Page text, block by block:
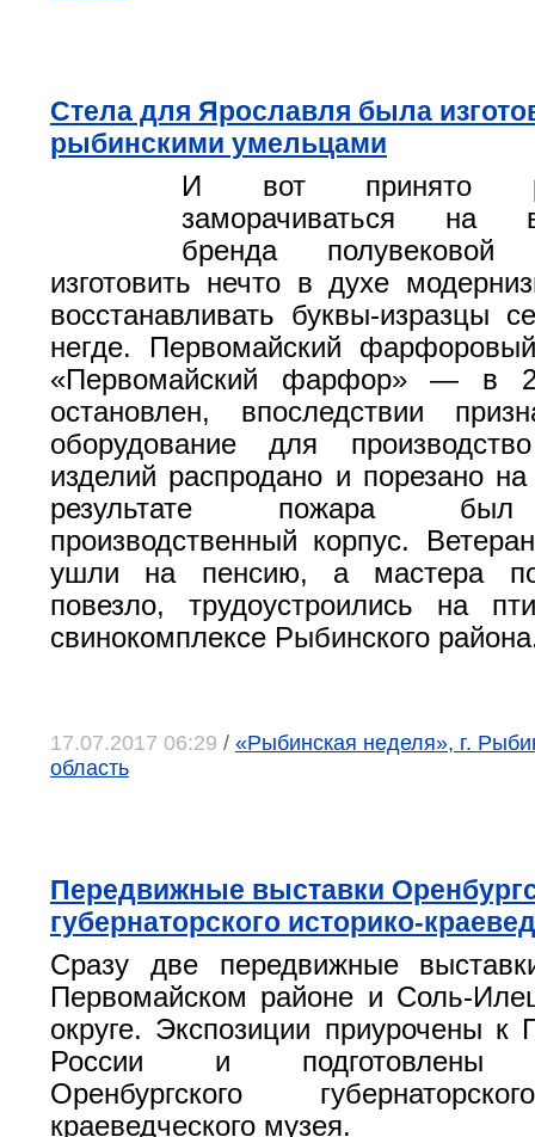
Стела для Ярославля была
рыбинскими умельцами
И вот принято
заморачиваться на
бренда
изготовить нечто в духе
восстанавливать буквы-изразцы
негде. Первомайский
«Первомайский фарфор» — в
остановлен, впоследствии
оборудование для
изделий распродано и порезано
результате пожара был
производственный корпус.
ушли на пенсию, а мастера
повезло, трудоустроились на
свинокомплексе Рыбинского
17.07.2017 06:29 / «Рыбинская неделя», г.
область
Передвижные выставки
губернаторского историко-
Сразу две передвижные
Первомайском районе и Соль-
округе. Экспозиции приурочены к
России и подготовлены
Оренбургского
краеведческого музея.